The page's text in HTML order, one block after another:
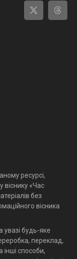
ресурсі,
віснику «Час
без
вісника
увазі будь-яке
переклад,
способи,